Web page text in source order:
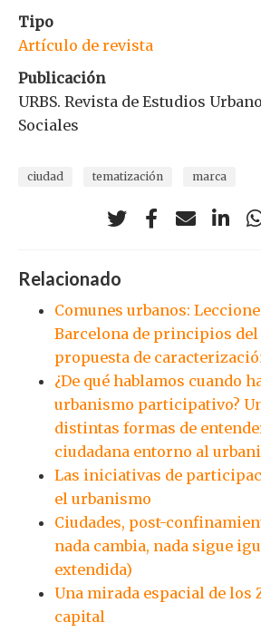
Tipo
Artículo de revista
Publicación
URBS. Revista de Estudios
Sociales
ciudad tematización marca
Relacionado
Comunes urbanos:
Barcelona de principios del
propuesta de
¿De qué hablamos cuando
urbanismo participativo?
distintas formas de
ciudadana entorno al
Las iniciativas de
el urbanismo
Ciudades, post-
nada cambia, nada sigue
extendida)
Una mirada espacial de los
capital